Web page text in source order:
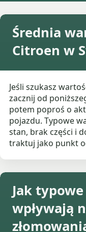
Średnia
Citroen w
Jeśli szukasz
zacznij od
potem poproś o
pojazdu. Typowe
stan, brak części i
traktuj jako punkt
Jak
wpływają